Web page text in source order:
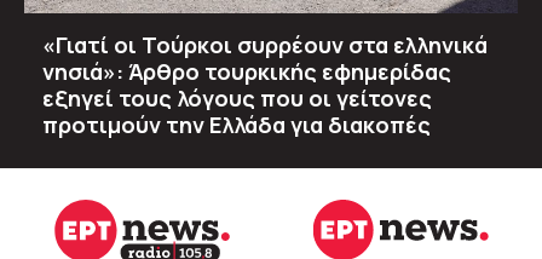
«Γιατί οι Τούρκοι συρρέουν στα ελληνικά
νησιά»: Άρθρο τουρκικής εφημερίδας
εξηγεί τους λόγους που οι γείτονες
προτιμούν την Ελλάδα για διακοπές